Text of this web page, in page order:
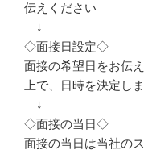
伝えください
↓
◇面接日設定◇
面接の希望日をお伝
上で、日時を決定しま
↓
◇面接の当日◇
面接の当日は当社の